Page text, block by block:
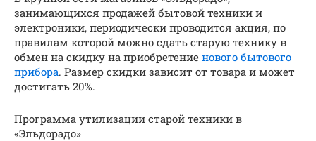
занимающихся продажей бытовой техники и
электроники, периодически проводится акция, по
правилам которой можно сдать старую технику в
обмен на скидку на приобретение нового бытового
прибора. Размер скидки зависит от товара и может
достигать 20%.
Программа утилизации старой техники в
«Эльдорадо»